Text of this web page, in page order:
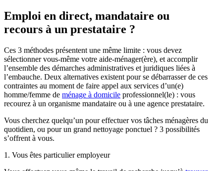
Emploi en direct, mandataire ou
recours à un prestataire ?
Ces 3 méthodes présentent une même limite : vous devez
sélectionner vous-même votre aide-ménager(ère), et accomplir
l’ensemble des démarches administratives et juridiques liées à
l’embauche. Deux alternatives existent pour se débarrasser de ces
contraintes au moment de faire appel aux services d’un(e)
homme/femme de ménage à domicile professionnel(le) : vous
recourez à un organisme mandataire ou à une agence prestataire.
Vous cherchez quelqu’un pour effectuer vos tâches ménagères du
quotidien, ou pour un grand nettoyage ponctuel ? 3 possibilités
s’offrent à vous.
1. Vous êtes particulier employeur